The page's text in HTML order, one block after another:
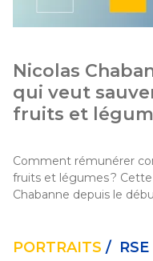
Nicolas
qui veut
fruits et
Comment rémunérer
fruits et légumes ?
Chabanne depuis le
martingale. En 2023,
PORTRAITS / RSE